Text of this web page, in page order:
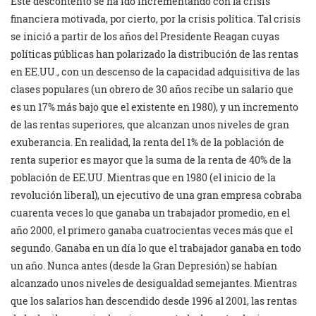
financiera motivada, por cierto, por la crisis política. Tal crisis
se inició a partir de los años del Presidente Reagan cuyas
políticas públicas han polarizado la distribución de las rentas
en EE.UU., con un descenso de la capacidad adquisitiva de las
clases populares (un obrero de 30 años recibe un salario que
es un 17% más bajo que el existente en 1980), y un incremento
de las rentas superiores, que alcanzan unos niveles de gran
exuberancia. En realidad, la renta del 1% de la población de
renta superior es mayor que la suma de la renta de 40% de la
población de EE.UU. Mientras que en 1980 (el inicio de la
revolución liberal), un ejecutivo de una gran empresa cobraba
cuarenta veces lo que ganaba un trabajador promedio, en el
año 2000, el primero ganaba cuatrocientas veces más que el
segundo. Ganaba en un día lo que el trabajador ganaba en todo
un año. Nunca antes (desde la Gran Depresión) se habían
alcanzado unos niveles de desigualdad semejantes. Mientras
que los salarios han descendido desde 1996 al 2001, las rentas